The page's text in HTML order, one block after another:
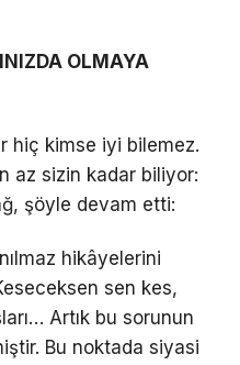
OLMAYA
hiç kimse iyi bilemez.
az sizin kadar biliyor:
şöyle devam etti:
hikâyelerini
sen kes,
Artık bu sorunun
Bu noktada siyasi